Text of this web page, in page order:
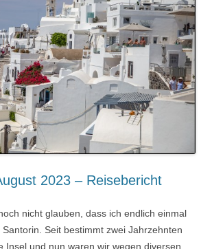
2023 – Reisebericht
nicht glauben, dass ich endlich einmal
Seit bestimmt zwei Jahrzehnten
Insel und nun waren wir wegen diversen